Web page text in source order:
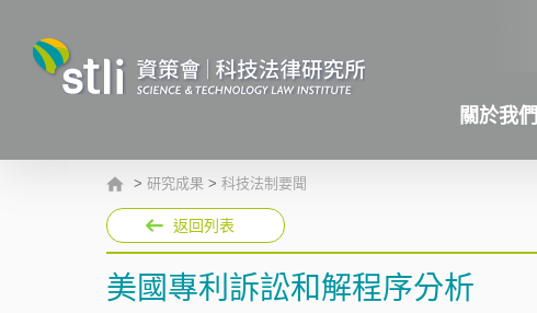
關於我們
> 研究成果 > 科技法制要聞
返回列表
美國專利訴訟和解程序分析